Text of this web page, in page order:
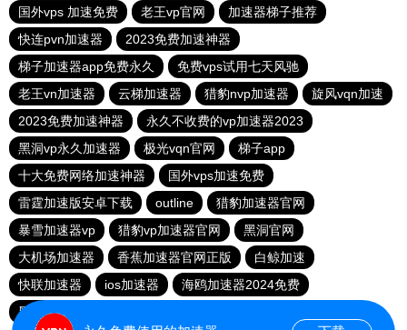
国外vps 加速免费
老王vp官网
加速器梯子推荐
快连pvn加速器
2023免费加速神器
梯子加速器app免费永久
免费vps试用七天风驰
老王vn加速器
云梯加速器 猎豹nvp加速器
旋风vqn加速
2023免费加速神器
永久不收费的vp加速器2023
黑洞vp永久加速器
极光vqn官网
梯子app
十大免费网络加速神器
国外vps加速免费
雷霆加速版安卓下载
outline
猎豹加速器官网
暴雪加速器vp
猎豹vp加速器官网
黑洞官网
大机场加速器
香蕉加速器官网正版
白鲸加速
快联加速器
ios加速器
海鸥加速器2024免费
黑洞加速npv官网下载